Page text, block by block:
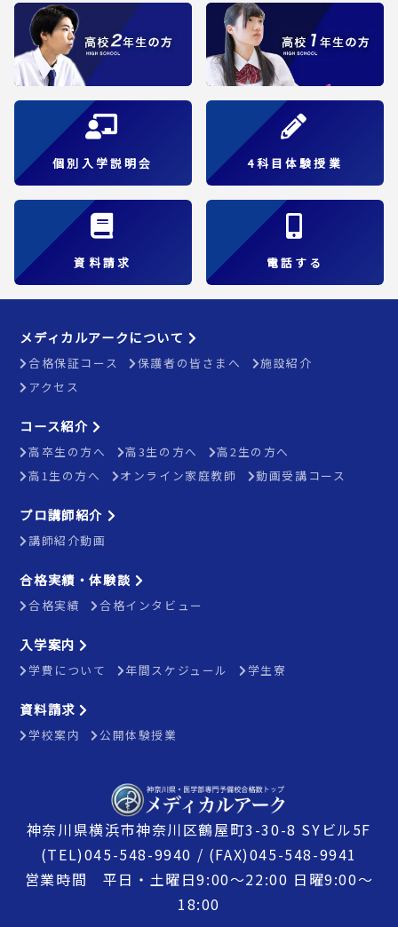
個別入学説明会 4科目体験授業
資料請求 電話する
メディカルアークについて
合格保証コース 保護者の皆さまへ
施設紹介
アクセス
コース紹介
高卒生の方へ 高3生の方へ
高2生の方へ
高1生の方へ
オンライン家庭教師 動画受講コース
プロ講師紹介
講師紹介動画
合格実績・体験談
合格実績 合格インタビュー
入学案内
学費について 年間スケジュール 学生寮
資料請求
学校案内 公開体験授業
神奈川県横浜市神奈川区鶴屋町3-30-8 SYビル5F
(TEL)045-548-9940 / (FAX)045-548-9941
営業時間 平日・土曜日9:00〜22:00 日曜9:00〜
18:00